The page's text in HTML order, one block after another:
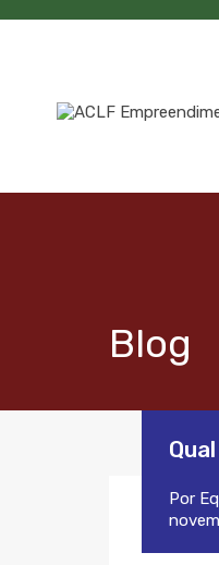
Blog
Por